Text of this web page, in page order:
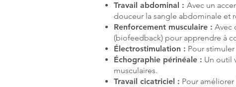
Travail abdominal : Avec un
douceur la sangle abdominale et
Renforcement musculaire : Avec
(biofeedback) pour apprendre à
Électrostimulation : Pour
Échographie périnéale : Un outil
musculaires.
Travail cicatriciel : Pour